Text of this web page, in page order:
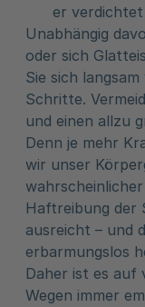
er verdichtet
Unabhängig
oder sich
Sie sich
Schritte.
und einen allzu
Denn je mehr
wir unser
Haftreibung der
ausreicht – und
erbarmungslos
Daher ist es auf
Wegen immer